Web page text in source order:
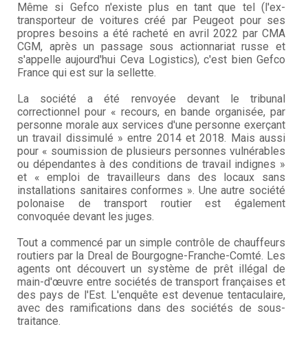
Même si Gefco n'existe plus en tant que tel (l'ex-
transporteur de voitures créé par Peugeot pour ses
propres besoins a été racheté en avril 2022 par CMA
CGM, après un passage sous actionnariat russe et
s'appelle aujourd'hui Ceva Logistics), c'est bien Gefco
France qui est sur la sellette.
La société a été renvoyée devant le tribunal
correctionnel pour « recours, en bande organisée, par
personne morale aux services d'une personne exerçant
un travail dissimulé » entre 2014 et 2018. Mais aussi
pour « soumission de plusieurs personnes vulnérables
ou dépendantes à des conditions de travail indignes »
et « emploi de travailleurs dans des locaux sans
installations sanitaires conformes ». Une autre société
polonaise de transport routier est également
convoquée devant les juges.
Tout a commencé par un simple contrôle de chauffeurs
routiers par la Dreal de Bourgogne-Franche-Comté. Les
agents ont découvert un système de prêt illégal de
main-d'œuvre entre sociétés de transport françaises et
des pays de l'Est. L'enquête est devenue tentaculaire,
avec des ramifications dans des sociétés de sous-
traitance.